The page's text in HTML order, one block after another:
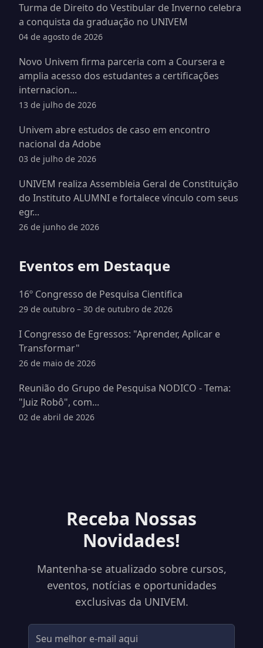
Turma de Direito do Vestibular de Inverno celebra
a conquista da graduação no UNIVEM
04 de agosto de 2026
Novo Univem firma parceria com a Coursera e
amplia acesso dos estudantes a certificações
internacion...
13 de julho de 2026
Univem abre estudos de caso em encontro
nacional da Adobe
03 de julho de 2026
UNIVEM realiza Assembleia Geral de Constituição
do Instituto ALUMNI e fortalece vínculo com seus
egr...
26 de junho de 2026
Eventos em Destaque
16º Congresso de Pesquisa Cientifica
29 de outubro – 30 de outubro de 2026
I Congresso de Egressos: "Aprender, Aplicar e
Transformar"
26 de maio de 2026
Reunião do Grupo de Pesquisa NODICO - Tema:
"Juiz Robô", com...
02 de abril de 2026
Receba Nossas
Novidades!
Mantenha-se atualizado sobre cursos,
eventos, notícias e oportunidades
exclusivas da UNIVEM.